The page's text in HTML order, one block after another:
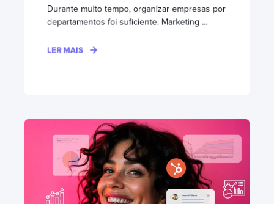
Durante muito tempo, organizar empresas por
departamentos foi suficiente. Marketing ...
LER MAIS